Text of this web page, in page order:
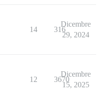
14 316
Dicembre
29, 2024
12 3670
Dicembre
15, 2025